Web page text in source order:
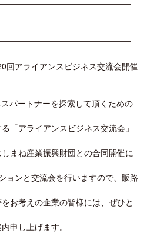
回アライアンスビジネス交流会開催
ートナーを探索して頂くための
アライアンスビジネス交流会」
ね産業振興財団との合同開催に
ンと交流会を行いますので、販路
考えの企業の皆様には、ぜひと
し上げます。